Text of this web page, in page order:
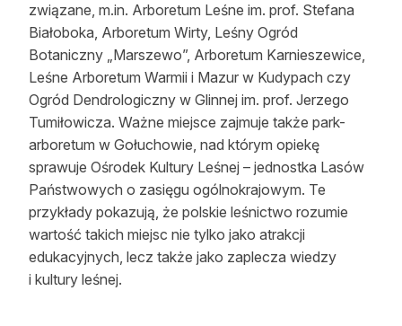
związane, m.in. Arboretum Leśne im. prof. Stefana
Białoboka, Arboretum Wirty, Leśny Ogród
Botaniczny „Marszewo”, Arboretum Karnieszewice,
Leśne Arboretum Warmii i Mazur w Kudypach czy
Ogród Dendrologiczny w Glinnej im. prof. Jerzego
Tumiłowicza. Ważne miejsce zajmuje także park-
arboretum w Gołuchowie, nad którym opiekę
sprawuje Ośrodek Kultury Leśnej – jednostka Lasów
Państwowych o zasięgu ogólnokrajowym. Te
przykłady pokazują, że polskie leśnictwo rozumie
wartość takich miejsc nie tylko jako atrakcji
edukacyjnych, lecz także jako zaplecza wiedzy
i kultury leśnej.